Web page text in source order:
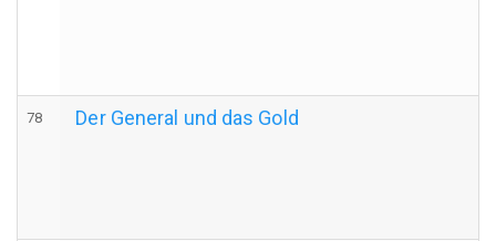
78 Der General und das Gold